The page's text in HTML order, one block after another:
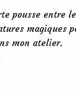
pousse entre
magiques
mon atelier.